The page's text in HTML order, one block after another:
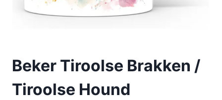
Beker Tiroolse Brakken /
Tiroolse Hound